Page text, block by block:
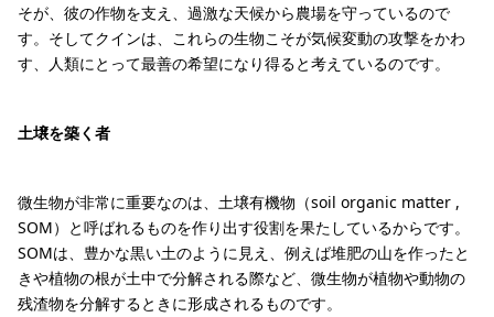
そが、彼の作物を支え、過激な天候から農場を守っているので
す。そしてクインは、これらの生物こそが気候変動の攻撃をかわ
す、人類にとって最善の希望になり得ると考えているのです。
土壌を築く者
微生物が非常に重要なのは、土壌有機物（soil organic matter ,
SOM）と呼ばれるものを作り出す役割を果たしているからです。
SOMは、豊かな黒い土のように見え、例えば堆肥の山を作ったと
きや植物の根が土中で分解される際など、微生物が植物や動物の
残渣物を分解するときに形成されるものです。